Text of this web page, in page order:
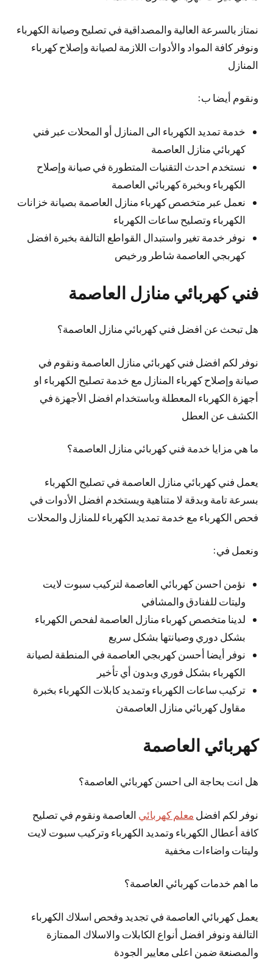
نمتاز بالسرعة العالية والمصداقية في تصليح وصيانة الكهرباء
ونوفر كافة المواد والأدوات اللازمة لصيانة وإصلاح كهرباء
المنازل
ونقوم أيضا ب:
خدمة تمديد الكهرباء الى المنازل أو المحلات عبر فني
كهربائي منازل العاصمة
نستخدم احدث التقنيات المتطورة في صيانة وإصلاح
الكهرباء وبخبرة كهربائي العاصمة
نعمل عبر متخصص كهرباء منازل العاصمة بصيانة خزانات
الكهرباء وتصليح ساعات الكهرباء
نوفر خدمة تغير واستبدال القواطع التالفة بخبرة افضل
كهربجي العاصمة شاطر ورخيص
فني كهربائي منازل العاصمة
هل تبحث عن افضل فني كهربائي منازل العاصمة؟
نوفر لكم افضل فني كهربائي منازل العاصمة ونقوم في
صيانة وإصلاح كهرباء المنازل مع خدمة تصليح الكهرباء او
أجهزة الكهرباء المعطلة وباستخدام افضل الأجهزة في
الكشف عن العطل
ما هي مزايا خدمة فني كهربائي منازل العاصمة؟
يعمل فني كهربائي منازل العاصمة في تصليح الكهرباء
بسرعة تامة وبدقة لا متناهية ويستخدم افضل الأدوات في
فحص الكهرباء مع خدمة تمديد الكهرباء للمنازل والمحلات
ونعمل في:
نؤمن احسن كهربائي العاصمة لتركيب سبوت لايت
وليتات للفنادق والمشافي
لدينا متخصص كهرباء منازل العاصمة لفحص الكهرباء
بشكل دوري وصيانتها بشكل سريع
نوفر أيضا أحسن كهربجي العاصمة في المنطقة لصيانة
الكهرباء بشكل فوري وبدون أي تأخير
تركيب ساعات الكهرباء وتمديد كابلات الكهرباء بخبرة
مقاول كهربائي منازل العاصمةن
كهربائي العاصمة
هل انت بحاجة الى احسن كهربائي العاصمة؟
نوفر لكم افضل معلم كهربائي العاصمة ونقوم في تصليح
كافة أعطال الكهرباء وتمديد الكهرباء وتركيب سبوت لايت
وليتات واضاءات مخفية
ما اهم خدمات كهربائي العاصمة؟
يعمل كهربائي العاصمة في تجديد وفحص اسلاك الكهرباء
التالفة ونوفر افضل أنواع الكابلات والاسلاك الممتازة
والمصنعة ضمن اعلى معايير الجودة